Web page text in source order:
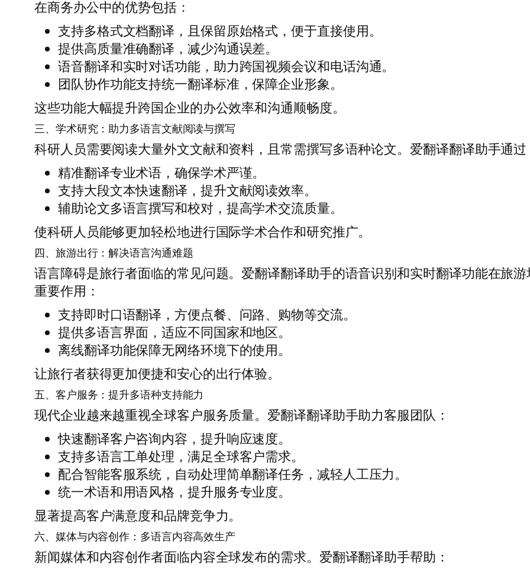
在商务办公中的优势包括：
支持多格式文档翻译，且保留原始格式，便于直接使用。
提供高质量准确翻译，减少沟通误差。
语音翻译和实时对话功能，助力跨国视频会议和电话沟通。
团队协作功能支持统一翻译标准，保障企业形象。
这些功能大幅提升跨国企业的办公效率和沟通顺畅度。
三、学术研究：助力多语言文献阅读与撰写
科研人员需要阅读大量外文文献和资料，且常需撰写多语种论文。爱翻译翻译助手通过
精准翻译专业术语，确保学术严谨。
支持大段文本快速翻译，提升文献阅读效率。
辅助论文多语言撰写和校对，提高学术交流质量。
使科研人员能够更加轻松地进行国际学术合作和研究推广。
四、旅游出行：解决语言沟通难题
语言障碍是旅行者面临的常见问题。爱翻译翻译助手的语音识别和实时翻译功能在旅
重要作用：
支持即时口语翻译，方便点餐、问路、购物等交流。
提供多语言界面，适应不同国家和地区。
离线翻译功能保障无网络环境下的使用。
让旅行者获得更加便捷和安心的出行体验。
五、客户服务：提升多语种支持能力
现代企业越来越重视全球客户服务质量。爱翻译翻译助手助力客服团队：
快速翻译客户咨询内容，提升响应速度。
支持多语言工单处理，满足全球客户需求。
配合智能客服系统，自动处理简单翻译任务，减轻人工压力。
统一术语和用语风格，提升服务专业度。
显著提高客户满意度和品牌竞争力。
六、媒体与内容创作：多语言内容高效生产
新闻媒体和内容创作者面临内容全球发布的需求。爱翻译翻译助手帮助：